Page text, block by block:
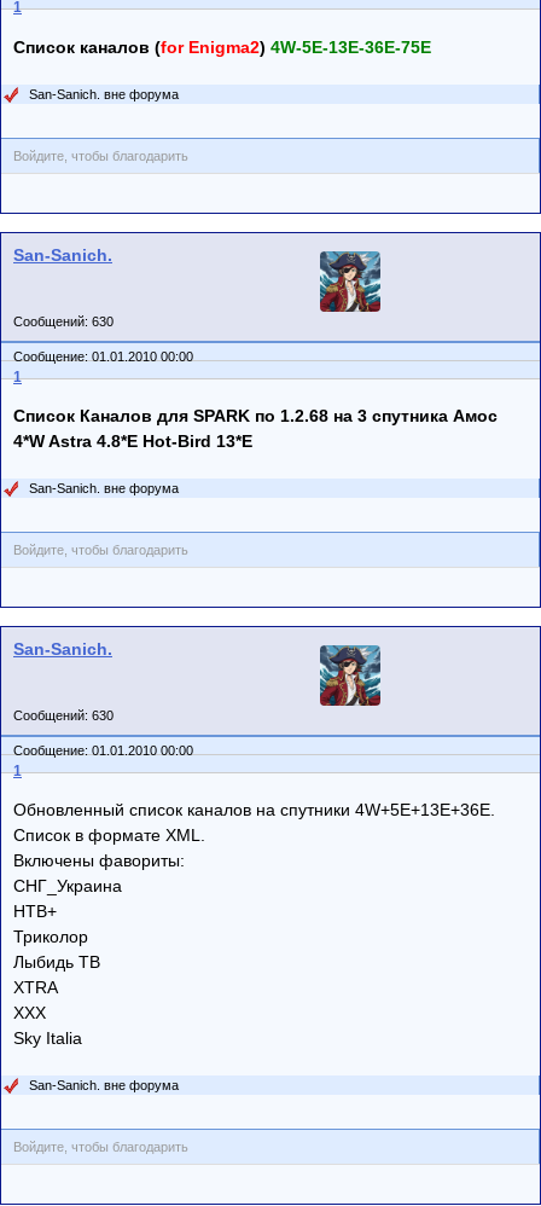
1
Список каналов (for Enigma2) 4W-5E-13E-36E-75E
San-Sanich. вне форума
Войдите, чтобы благодарить
San-Sanich.
Сообщений: 630
Сообщение: 01.01.2010 00:00
1
Список Каналов для SPARK по 1.2.68 на 3 спутника Амос
4*W Astra 4.8*E Hot-Bird 13*E
San-Sanich. вне форума
Войдите, чтобы благодарить
San-Sanich.
Сообщений: 630
Сообщение: 01.01.2010 00:00
1
Обновленный список каналов на спутники 4W+5E+13E+36E.
Список в формате XML.
Включены фавориты:
СНГ_Украина
НТВ+
Триколор
Лыбидь ТВ
XTRA
XXX
Sky Italia
San-Sanich. вне форума
Войдите, чтобы благодарить